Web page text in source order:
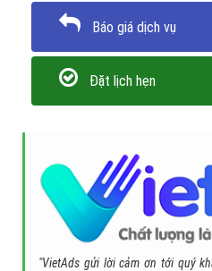
Báo giá dịch vụ
Đặt lịch hẹn
"VietAds gửi lời cảm ơn tới quý